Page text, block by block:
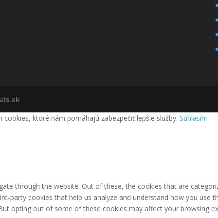
ktoré nám pomáhajú zabezpečiť lepšie služby. Súhlasím
through the website. Out of these, the cookies that are
party cookies that help us analyze and understand how you use
opting out of some of these cookies may affect your browsing